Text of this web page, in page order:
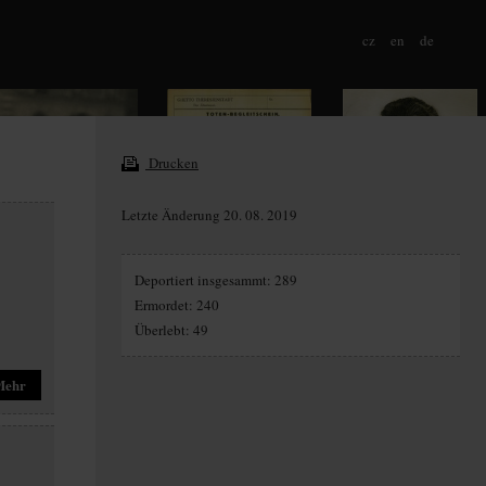
cz en de
Drucken
Letzte Änderung 20. 08. 2019
Deportiert insgesammt: 289
Ermordet: 240
Überlebt: 49